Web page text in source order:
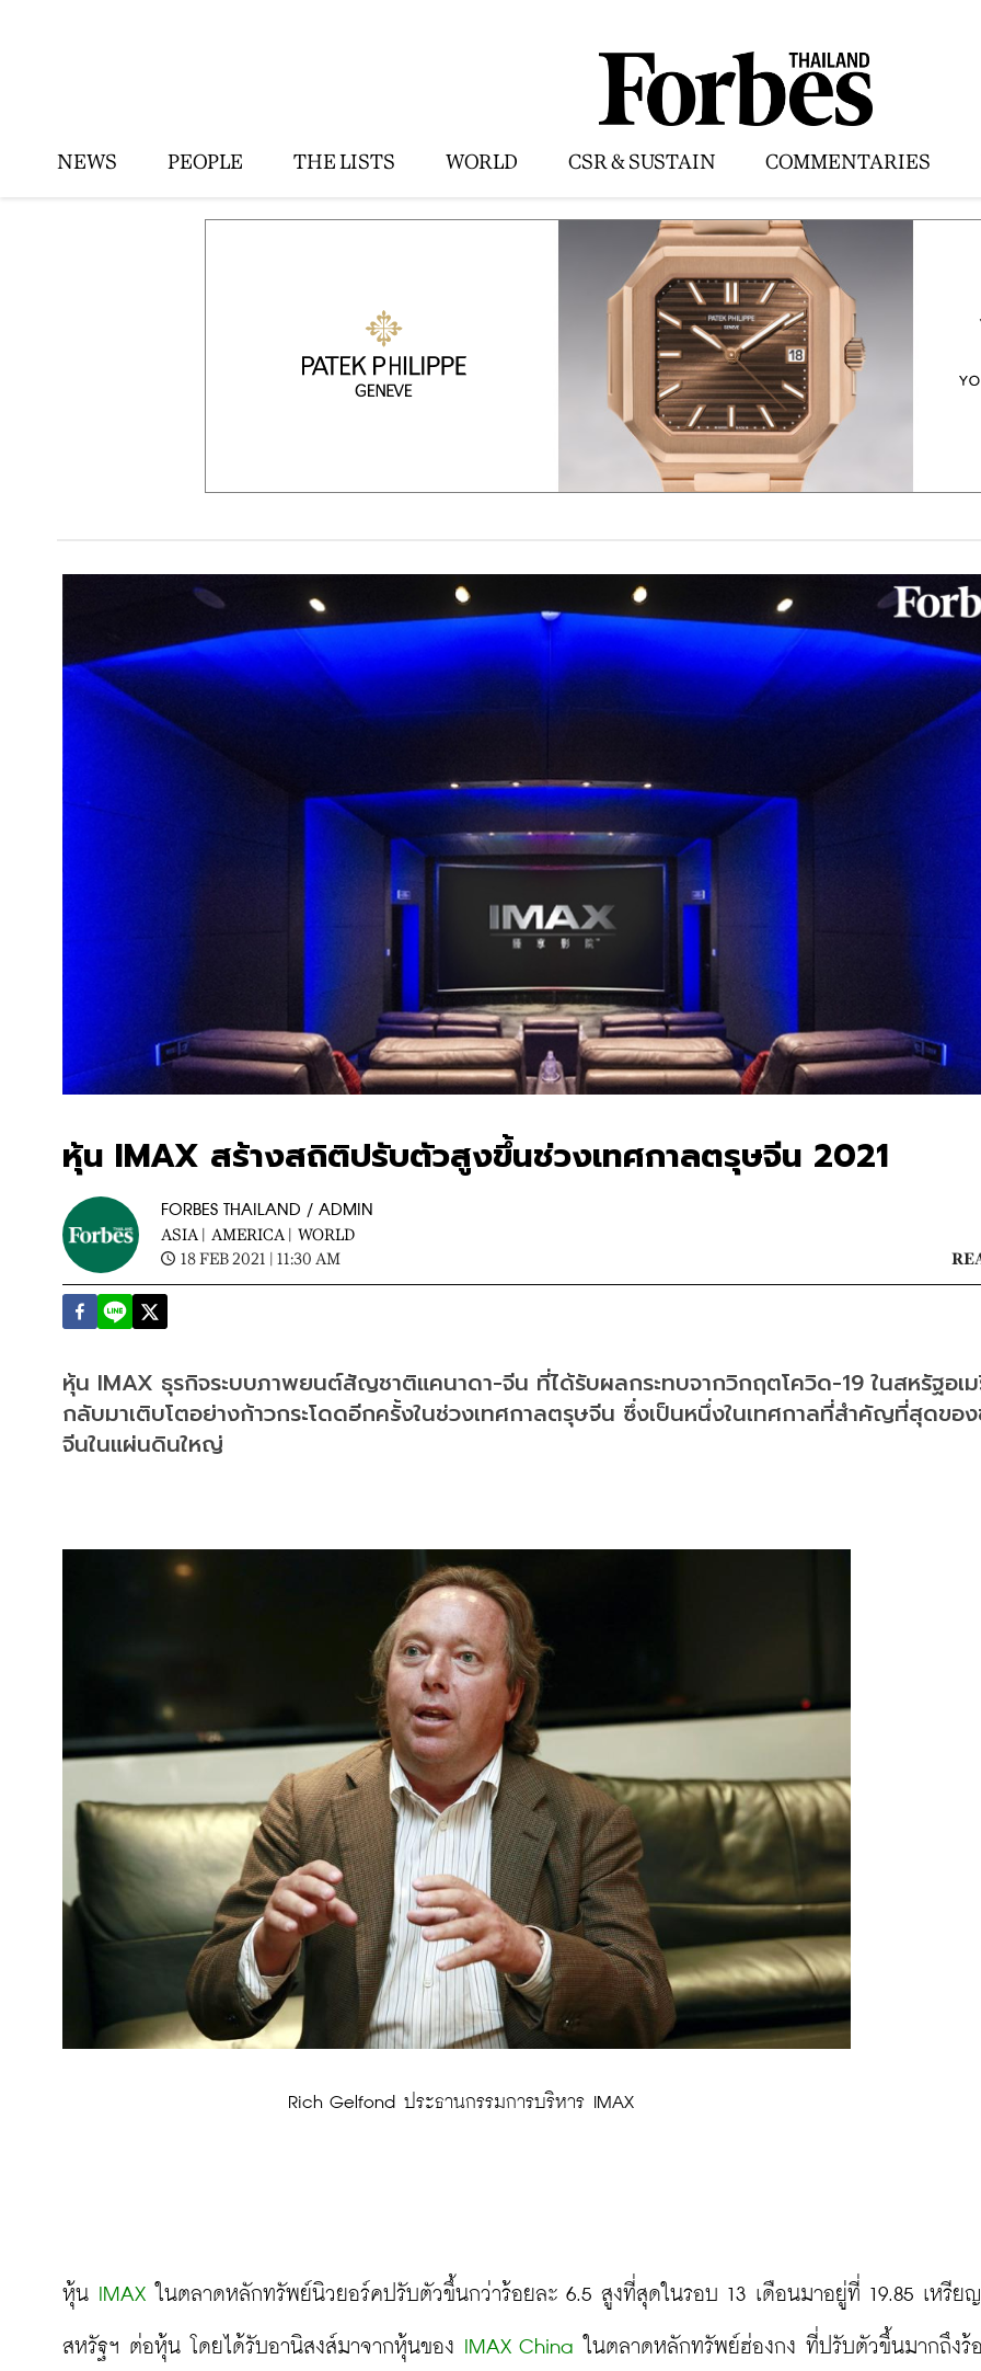
NEWS PEOPLE THE LISTS WORLD CSR & SUSTAIN COMMENTARIES
หุ้น IMAX สร้างสถิติปรับตัวสูงขึ้นช่วงเทศกาลตรุษจีน 2021
FORBES THAILAND / ADMIN
ASIA | AMERICA | WORLD
18 FEB 2021 | 11:30 AM
หุ้น IMAX ธุรกิจระบบภาพยนต์สัญชาติแคนาดา-จีน ที่ได้รับผลกระทบจากวิกฤตโควิด-19 ในสหรัฐอเม
กลับมาเติบโตอย่างก้าวกระโดดอีกครั้งในช่วงเทศกาลตรุษจีน ซึ่งเป็นหนึ่งในเทศกาลที่สำคัญที่สุดของ
จีนในแผ่นดินใหญ่
Rich Gelfond ประธานกรรมการบริหาร IMAX
หุ้น IMAX ในตลาดหลักทรัพย์นิวยอร์คปรับตัวขึ้นกว่าร้อยละ 6.5 สูงที่สุดในรอบ 13 เดือนมาอยู่ที่ 19.85 เหรียญ
สหรัฐฯ ต่อหุ้น โดยได้รับอานิสงส์มาจากหุ้นของ IMAX China ในตลาดหลักทรัพย์ฮ่องกง ที่ปรับตัวขึ้นมากถึงร้